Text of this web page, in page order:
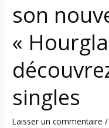
son
«
singles
Laisser un commentaire
premiers
singles